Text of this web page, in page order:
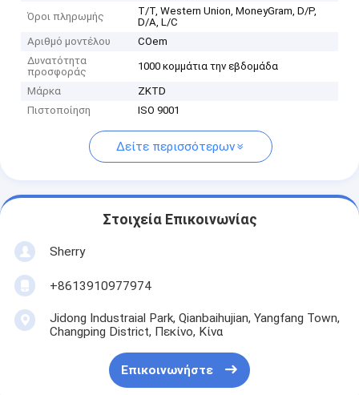
Όροι πληρωμής
T/T, Western Union, MoneyGram, D/P,
D/A, L/C
Αριθμό μοντέλου
COem
Δυνατότητα
προσφοράς
1000 κομμάτια την εβδομάδα
Μάρκα
ZKTD
Πιστοποίηση
ISO 9001
Δείτε περισσότερων
Στοιχεία Επικοινωνίας
Sherry
+8613910977974
Jidong Industraial Park, Qianbaihujian, Yangfang Town,
Changping District, Πεκίνο, Κίνα
Επικοινωνήστε